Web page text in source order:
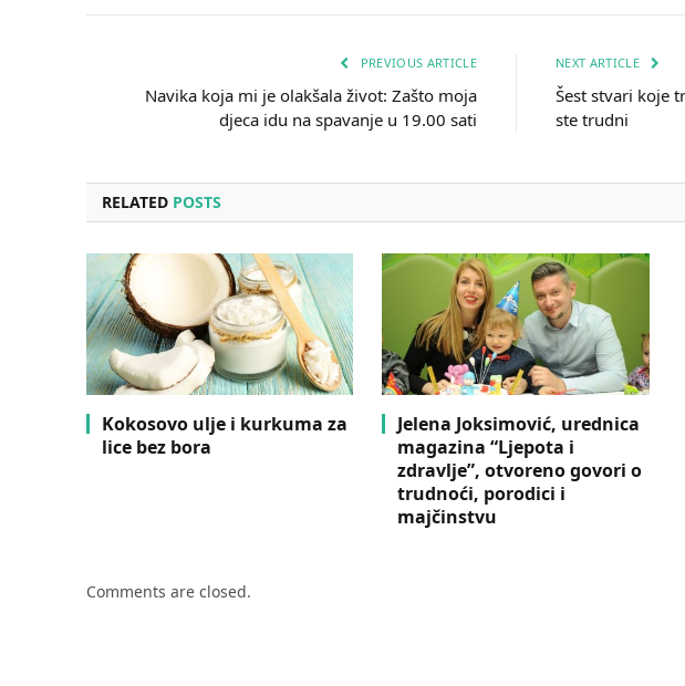
PREVIOUS ARTICLE
Navika koja mi je olakšala život: Zašto moja
djeca idu na spavanje u 19.00 sati
NEXT ARTICLE
Šest stvari koje
ste trudni
RELATED POSTS
Kokosovo ulje i kurkuma za
lice bez bora
Jelena Joksimović, urednica
magazina “Ljepota i
zdravlje”, otvoreno govori o
trudnoći, porodici i
majčinstvu
Comments are closed.